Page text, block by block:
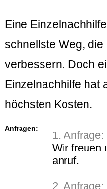
Eine
schnellste Weg, die
verbessern. Doch
Einzelnachhilfe hat
höchsten Kosten.
Anfragen:
1. Anfrage:
Wir freuen
anruf.
2. Anfrage: